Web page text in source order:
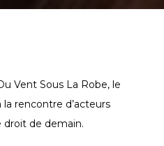
Vent Sous La Robe, le
rencontre d’acteurs
droit de demain.